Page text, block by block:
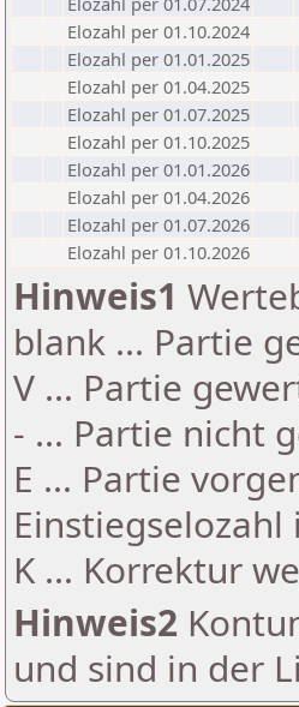
Elozahl per 01.10.2024
Elozahl per 01.01.2025
Elozahl per 01.04.2025
Elozahl per 01.07.2025
Elozahl per 01.10.2025
Elozahl per 01.01.2026
Elozahl per 01.04.2026
Elozahl per 01.07.2026
Elozahl per 01.10.2026
Hinweis1
blank ... Partie
V ... Partie
- ... Partie nicht
E ... Partie
K ... Korrektur
Hinweis2
und sind in der